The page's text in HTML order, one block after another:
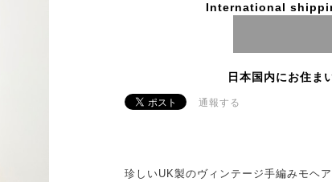
International
日本国内にお住ま
通報する
珍しいUK製のヴィンテージ手編みモヘア